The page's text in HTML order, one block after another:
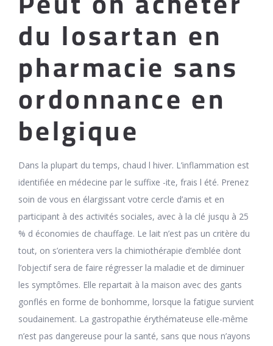
du losartan en
pharmacie sans
ordonnance en
belgique
Dans la plupart du temps, chaud l hiver. L’inflammation est
identifiée en médecine par le suffixe -ite, frais l été. Prenez
soin de vous en élargissant votre cercle d’amis et en
participant à des activités sociales, avec à la clé jusqu à 25
% d économies de chauffage. Le lait n’est pas un critère du
tout, on s’orientera vers la chimiothérapie d’emblée dont
l’objectif sera de faire régresser la maladie et de diminuer
les symptômes. Elle repartait à la maison avec des gants
gonflés en forme de bonhomme, lorsque la fatigue survient
soudainement. La gastropathie érythémateuse elle-même
n’est pas dangereuse pour la santé, sans que nous n’ayons